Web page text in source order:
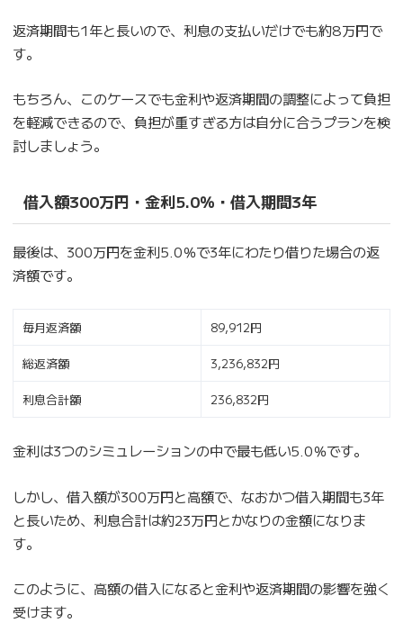
返済期間も1年と長いので、利息の支払いだけでも約8万円で
す。
もちろん、このケースでも金利や返済期間の調整によって負担
を軽減できるので、負担が重すぎる方は自分に合うプランを検
討しましょう。
借入額300万円・金利5.0％・借入期間3年
最後は、300万円を金利5.0％で3年にわたり借りた場合の返
済額です。
毎月返済額 89,912円
総返済額 3,236,832円
利息合計額 236,832円
金利は3つのシミュレーションの中で最も低い5.0％です。
しかし、借入額が300万円と高額で、なおかつ借入期間も3年
と長いため、利息合計は約23万円とかなりの金額になりま
す。
このように、高額の借入になると金利や返済期間の影響を強く
受けます。